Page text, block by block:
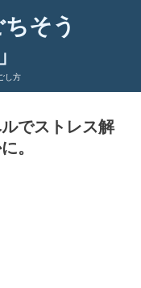
そう
し方
でストレス解
。